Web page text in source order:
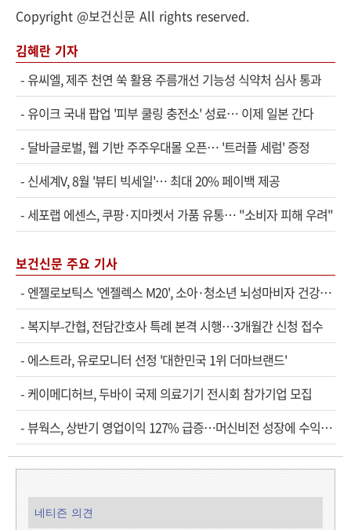
Copyright @보건신문 All rights reserved.
김혜란 기자
-유씨엘, 제주 천연 쑥 활용 주름개선 기능성 식약처 심사 통과
-유이크 국내 팝업 '피부 쿨링 충전소' 성료… 이제 일본 간다
- 달바글로벌, 웹 기반 주주우대몰 오픈… '트러플 세럼' 증정
- 신세계V, 8월 '뷰티 빅세일'… 최대 20% 페이백 제공
- 세포랩 에센스, 쿠팡·지마켓서 가품 유통… "소비자 피해 우려"
보건신문 주요 기사
- 엔젤로보틱스 '엔젤렉스 M20', 소아·청소년 뇌성마비자 건강보험 확대 적용
- 복지부-간협, 전담간호사 특례 본격 시행…3개월간 신청 접수
- 에스트라, 유로모니터 선정 '대한민국 1위 더마브랜드'
- 케이메디허브, 두바이 국제 의료기기 전시회 참가기업 모집
- 뷰웍스, 상반기 영업이익 127% 급증…머신비전 성장에 수익성 개선
네티즌 의견